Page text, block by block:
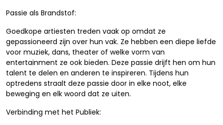
Passie als Brandstof:
Goedkope artiesten treden vaak op omdat ze
gepassioneerd zijn over hun vak. Ze hebben een diepe liefde
voor muziek, dans, theater of welke vorm van
entertainment ze ook bieden. Deze passie drijft hen om hun
talent te delen en anderen te inspireren. Tijdens hun
optredens straalt deze passie door in elke noot, elke
beweging en elk woord dat ze uiten.
Verbinding met het Publiek: